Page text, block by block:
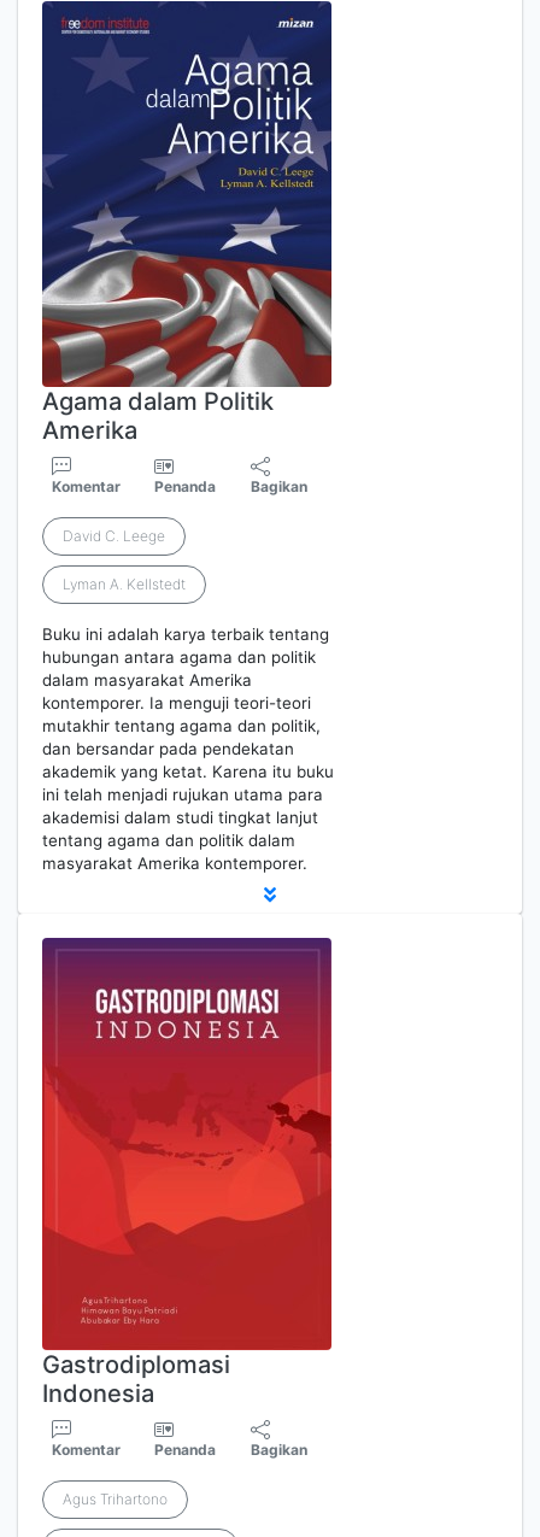
Agama dalam Politik
Amerika
Komentar Penanda Bagikan
David C. Leege
Lyman A. Kellstedt
Buku ini adalah karya terbaik tentang
hubungan antara agama dan politik
dalam masyarakat Amerika
kontemporer. Ia menguji teori-teori
mutakhir tentang agama dan politik,
dan bersandar pada pendekatan
akademik yang ketat. Karena itu buku
ini telah menjadi rujukan utama para
akademisi dalam studi tingkat lanjut
tentang agama dan politik dalam
masyarakat Amerika kontemporer.
Gastrodiplomasi
Indonesia
Komentar Penanda Bagikan
Agus Trihartono